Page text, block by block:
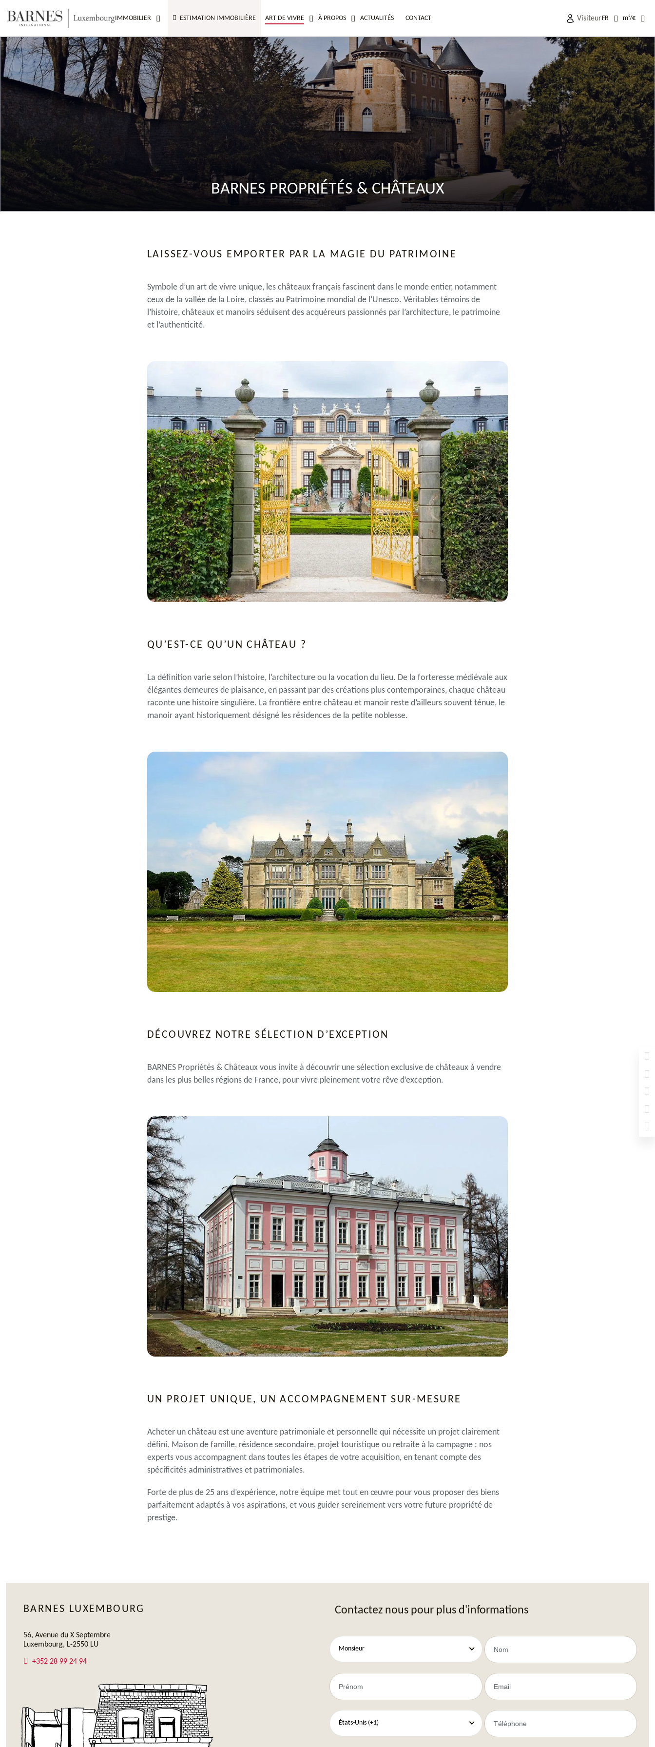
IMMOBILIER ESTIMATION IMMOBILIÈRE ART DE VIVRE À PROPOS ACTUALITÉS CONTACT VisiteurFR m²/€
BARNES PROPRIÉTÉS & CHÂTEAUX
LAISSEZ-VOUS EMPORTER PAR LA MAGIE DU PATRIMOINE
Symbole d’un art de vivre unique, les châteaux français fascinent dans le monde entier, notamment
ceux de la vallée de la Loire, classés au Patrimoine mondial de l’Unesco. Véritables témoins de
l’histoire, châteaux et manoirs séduisent des acquéreurs passionnés par l’architecture, le patrimoine
et l’authenticité.
QU’EST-CE QU’UN CHÂTEAU ?
La définition varie selon l’histoire, l’architecture ou la vocation du lieu. De la forteresse médiévale aux
élégantes demeures de plaisance, en passant par des créations plus contemporaines, chaque château
raconte une histoire singulière. La frontière entre château et manoir reste d’ailleurs souvent ténue, le
manoir ayant historiquement désigné les résidences de la petite noblesse.
DÉCOUVREZ NOTRE SÉLECTION D’EXCEPTION
BARNES Propriétés & Châteaux vous invite à découvrir une sélection exclusive de châteaux à vendre
dans les plus belles régions de France, pour vivre pleinement votre rêve d’exception.
UN PROJET UNIQUE, UN ACCOMPAGNEMENT SUR-MESURE
Acheter un château est une aventure patrimoniale et personnelle qui nécessite un projet clairement
défini. Maison de famille, résidence secondaire, projet touristique ou retraite à la campagne : nos
experts vous accompagnent dans toutes les étapes de votre acquisition, en tenant compte des
spécificités administratives et patrimoniales.
Forte de plus de 25 ans d’expérience, notre équipe met tout en œuvre pour vous proposer des biens
parfaitement adaptés à vos aspirations, et vous guider sereinement vers votre future propriété de
prestige.
BARNES LUXEMBOURG
56, Avenue du X Septembre
Luxembourg, L-2550 LU
+352 28 99 24 94
Contactez nous pour plus d'informations
Monsieur
États-Unis (+1)